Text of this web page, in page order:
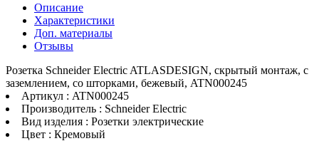
Описание
Характеристики
Доп. материалы
Отзывы
Розетка Schneider Electric ATLASDESIGN, скрытый монтаж, с
заземлением, со шторками, бежевый, ATN000245
Артикул : ATN000245
Производитель : Schneider Electric
Вид изделия : Розетки электрические
Цвет : Кремовый